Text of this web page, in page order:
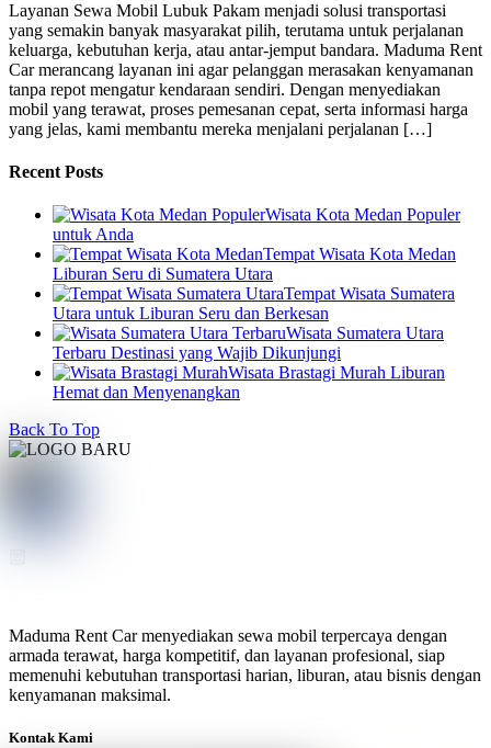
Layanan Sewa Mobil Lubuk Pakam menjadi solusi transportasi
yang semakin banyak masyarakat pilih, terutama untuk perjalanan
keluarga, kebutuhan kerja, atau antar-jemput bandara. Maduma Rent
Car merancang layanan ini agar pelanggan merasakan kenyamanan
tanpa repot mengatur kendaraan sendiri. Dengan menyediakan
mobil yang terawat, proses pemesanan cepat, serta informasi harga
yang jelas, kami membantu mereka menjalani perjalanan […]
Recent Posts
Wisata Kota Medan Populer
untuk Anda
Tempat Wisata Kota Medan
Liburan Seru di Sumatera Utara
Tempat Wisata Sumatera
Utara untuk Liburan Seru dan Berkesan
Wisata Sumatera Utara
Terbaru Destinasi yang Wajib Dikunjungi
Wisata Brastagi Murah Liburan
Hemat dan Menyenangkan
Back To Top
Maduma Rent Car menyediakan sewa mobil terpercaya dengan
armada terawat, harga kompetitif, dan layanan profesional, siap
memenuhi kebutuhan transportasi harian, liburan, atau bisnis dengan
kenyamanan maksimal.
Kontak Kami